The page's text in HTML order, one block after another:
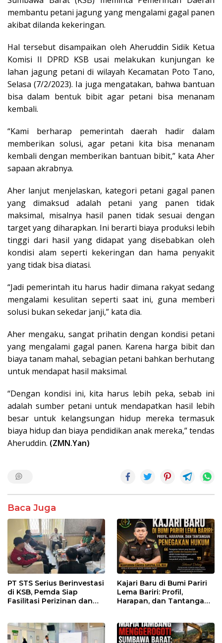
membantu petani jagung yang mengalami gagal panen
akibat dilanda kekeringan.
Hal tersebut disampaikan oleh Aheruddin Sidik Ketua
Komisi II DPRD KSB usai melakukan kunjungan ke
lahan jagung petani di wilayah Kecamatan Poto Tano,
Selasa (7/2/2023). Ia juga mengatakan, bahwa bantuan
bisa dalam bentuk bibit agar petani bisa menanam
kembali.
“Kami berharap pemerintah daerah hadir dalam
memberikan solusi, agar petani kita bisa menanam
kembali dengan memberikan bantuan bibit,” kata Aher
sapaan akrabnya.
Aher lanjut menjelaskan, kategori petani gagal panen
yang dimaksud adalah petani yang panen tidak
maksimal, misalnya hasil panen tidak sesuai dengan
target yang diharapkan. Ini berarti biaya produksi lebih
tinggi dari hasil yang didapat yang disebabkan oleh
kondisi alam seperti kekeringan dan hama penyakit
yang tidak bisa diatasi.
“Jadi pemerintah itu harus hadir dimana rakyat sedang
mengalami kesulitan seperti saat ini, guna memberi
solusi bukan sekedar janji,” kata dia.
Aher mengaku, sangat prihatin dengan kondisi petani
yang mengalami gagal panen. Karena harga bibit dan
biaya tanam mahal, sebagian petani bahkan berhutang
untuk mendapat hasil maksimal.
“Dengan kondisi ini, kita harus lebih peka, sebab ini
adalah sumber petani untuk mendapatkan hasil lebih
besar untuk kelangsungan hidup mereka termasuk
biaya hidup dan biaya pendidikan anak mereka,” tendas
Aheruddin. (ZMN.Yan)
Baca Juga
PT STS Serius Berinvestasi
di KSB, Pemda Siap
Fasilitasi Perizinan dan
Kajari Baru di Bumi Pariri
Lema Bariri: Profil,
Harapan, dan Tantangan